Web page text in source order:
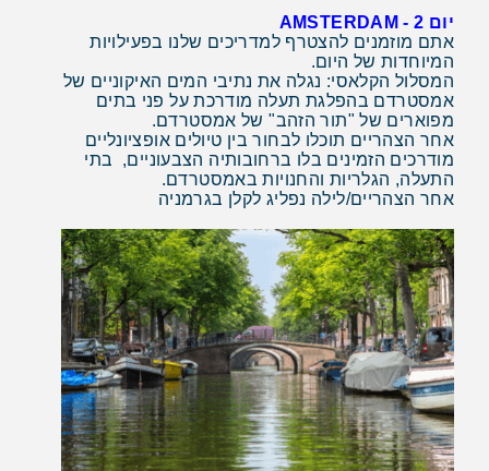
יום 2 - AMSTERDAM
אתם מוזמנים להצטרף למדריכים שלנו בפעילויות
המיוחדות של היום.
המסלול הקלאסי: נגלה את נתיבי המים האיקוניים של
אמסטרדם בהפלגת תעלה מודרכת על פני בתים
מפוארים של "תור הזהב" של אמסטרדם.
אחר הצהריים תוכלו לבחור בין טיולים אופציונליים
מודרכים הזמינים בלו ברחובותיה הצבעוניים, בתי
התעלה, הגלריות והחנויות באמסטרדם.
אחר הצהריים/לילה נפליג לקלן בגרמניה